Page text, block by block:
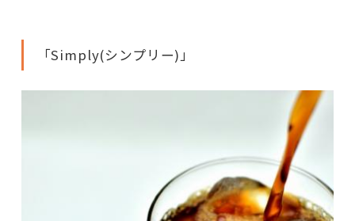
「Simply(シンプリー)」